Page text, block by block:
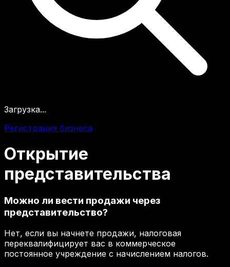
Загрузка...
Регистрация бизнеса
Открытие
представительства
Можно ли вести продажи через
представительство?
Нет, если вы начнете продажи, налоговая
переквалифицирует вас в коммерческое
постоянное учреждение с начислением налогов.